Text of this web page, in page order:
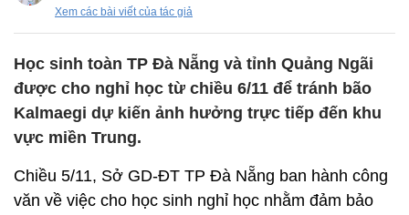
Xem các bài viết của tác giả
Học sinh toàn TP Đà Nẵng và tỉnh Quảng Ngãi
được cho nghỉ học từ chiều 6/11 để tránh bão
Kalmaegi dự kiến ảnh hưởng trực tiếp đến khu
vực miền Trung.
Chiều 5/11, Sở GD-ĐT TP Đà Nẵng ban hành công
văn về việc cho học sinh nghỉ học nhằm đảm bảo